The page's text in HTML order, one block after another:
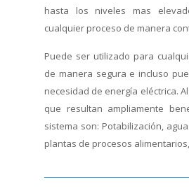
hasta los niveles mas
cualquier proceso de manera
Puede ser utilizado para
de manera segura e incluso
necesidad de energía eléctrica.
que resultan ampliamente
sistema son: Potabilización,
plantas de procesos